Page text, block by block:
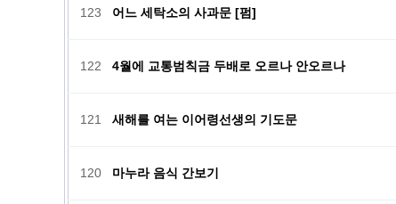
123 어느 세탁소의 사과문 [펌]
122 4월에 교통범칙금 두배로 오르나 안오르나
121 새해를 여는 이어령선생의 기도문
120 마누라 음식 간보기